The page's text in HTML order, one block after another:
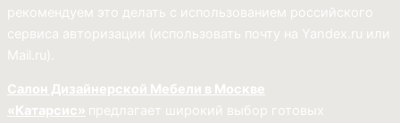
рекомендуем это делать с использованием российского
сервиса авторизации (использовать почту на Yandex.ru или
Mail.ru).
Салон Дизайнерской Мебели в Москве
«Катарсис» предлагает широкий выбор готовых